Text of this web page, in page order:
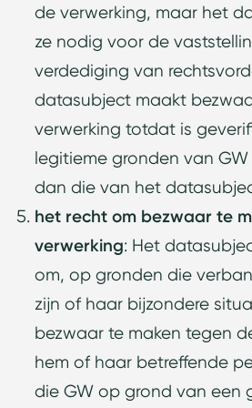
de verwerking, maar het
ze nodig voor de
verdediging van
datasubject maakt
verwerking totdat is
legitieme gronden van
dan die van het
het recht om bezwaar te
verwerking: Het
om, op gronden die
zijn of haar bijzondere
bezwaar te maken tegen
hem of haar betreffende
die GW op grond van een